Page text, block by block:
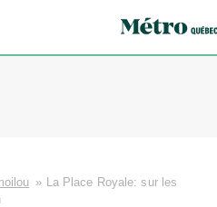
» La Place Royale: sur les